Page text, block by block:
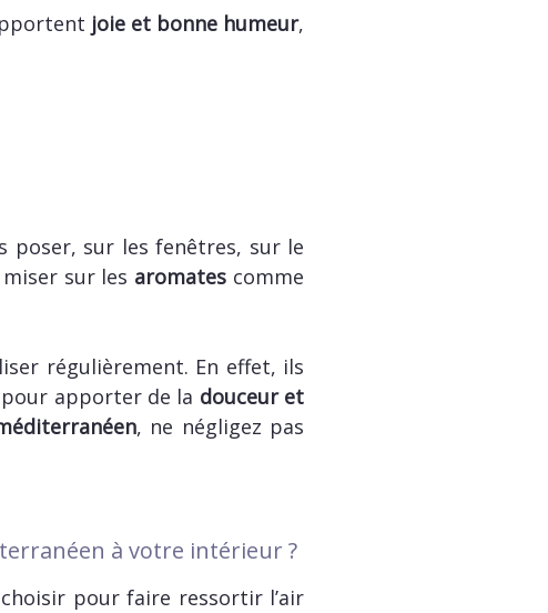
joie et bonne humeur,
poser, sur les fenêtres, sur le
sur les aromates comme
régulièrement. En effet, ils
apporter de la douceur et
, ne négligez pas
à votre intérieur ?
pour faire ressortir l’air